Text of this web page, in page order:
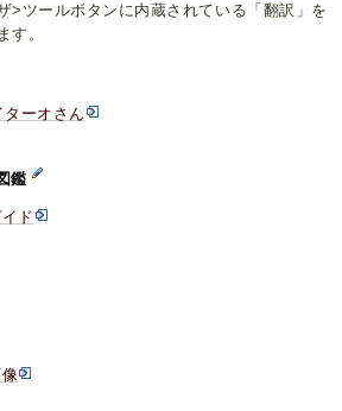
>ツールボタンに内蔵されている「翻訳」を
す。
ーオさん
鑑
ド